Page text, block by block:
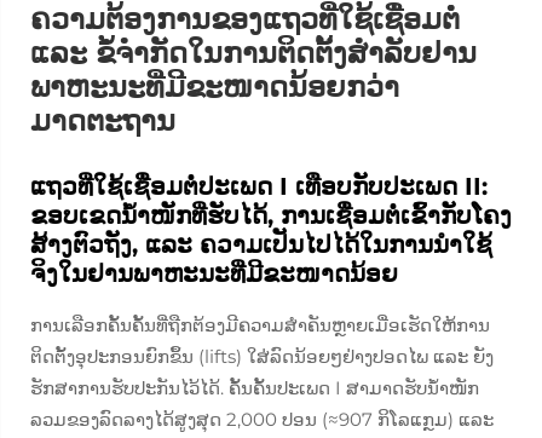
ຄວາມຕ້ອງການຂອງແຖວທີ່ໃຊ້ເຊື່ອມຕໍ່
ແລະ ຂໍ້ຈຳກັດໃນການຕິດຕັ້ງສຳລັບຢານ
ພາຫະນະທີ່ມີຂະໜາດນ້ອຍກວ່າ
ມາດຕະຖານ
ແຖວທີ່ໃຊ້ເຊື່ອມຕໍ່ປະເພດ I ເທືອບກັບປະເພດ II:
ຂອບເຂດນ້ຳໜັກທີ່ຮັບໄດ້, ການເຊື່ອມຕໍ່ເຂົ້າກັບໂຄງ
ສ້າງຕົວຖັງ, ແລະ ຄວາມເປັນໄປໄດ້ໃນການນຳໃຊ້
ຈິງໃນຢານພາຫະນະທີ່ມີຂະໜາດນ້ອຍ
ການເລືອກຄັ້ນຄັ້ນທີ່ຖືກຕ້ອງມີຄວາມສຳຄັນຫຼາຍເມື່ອເຮັດໃຫ້ການ
ຕິດຕັ້ງອຸປະກອນຍົກຂຶ້ນ (lifts) ໃສ່ລົດນ້ອຍໆຢ່າງປອດໄພ ແລະ ຍັງ
ຮັກສາການຮັບປະກັນໄວ້ໄດ້. ຄັ້ນຄັ້ນປະເພດ I ສາມາດຮັບນ້ຳໜັກ
ລວມຂອງລົດລາງໄດ້ສູງສຸດ 2,000 ປອນ (≈907 ກິໂລແກຼມ) ແລະ